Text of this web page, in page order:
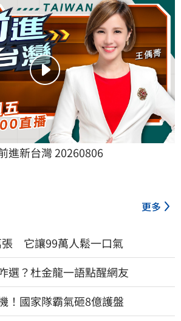
進新台灣 20260806
更多
張 它讓99萬人鬆一口氣
選？杜金龍一語點醒網友
！國家隊霸氣砸8億護盤